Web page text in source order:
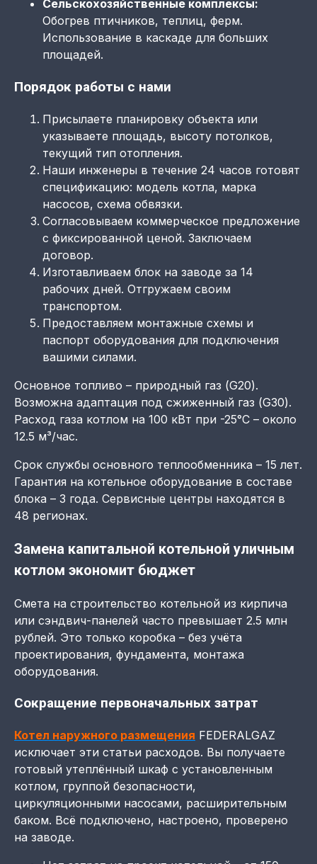
Сельскохозяйственные комплексы:
Обогрев птичников, теплиц, ферм.
Использование в каскаде для больших
площадей.
Порядок работы с нами
Присылаете планировку объекта или
указываете площадь, высоту потолков,
текущий тип отопления.
Наши инженеры в течение 24 часов готовят
спецификацию: модель котла, марка
насосов, схема обвязки.
Согласовываем коммерческое предложение
с фиксированной ценой. Заключаем
договор.
Изготавливаем блок на заводе за 14
рабочих дней. Отгружаем своим
транспортом.
Предоставляем монтажные схемы и
паспорт оборудования для подключения
вашими силами.
Основное топливо – природный газ (G20).
Возможна адаптация под сжиженный газ (G30).
Расход газа котлом на 100 кВт при -25°C – около
12.5 м³/час.
Срок службы основного теплообменника – 15 лет.
Гарантия на котельное оборудование в составе
блока – 3 года. Сервисные центры находятся в
48 регионах.
Замена капитальной котельной уличным
котлом экономит бюджет
Смета на строительство котельной из кирпича
или сэндвич-панелей часто превышает 2.5 млн
рублей. Это только коробка – без учёта
проектирования, фундамента, монтажа
оборудования.
Сокращение первоначальных затрат
Котел наружного размещения FEDERALGAZ
исключает эти статьи расходов. Вы получаете
готовый утеплённый шкаф с установленным
котлом, группой безопасности,
циркуляционными насосами, расширительным
баком. Всё подключено, настроено, проверено
на заводе.